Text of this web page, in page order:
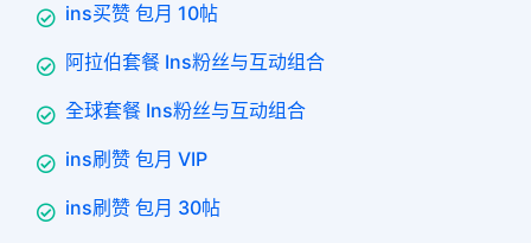
ins买赞 包月 10帖
阿拉伯套餐 Ins粉丝与互动组合
全球套餐 Ins粉丝与互动组合
ins刷赞 包月 VIP
ins刷赞 包月 30帖